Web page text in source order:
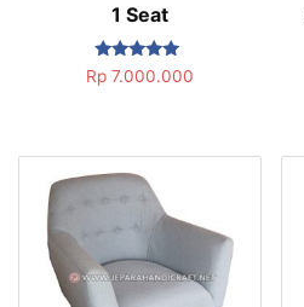
1 Seat
Dinilai
5.00
Rp7.000.000